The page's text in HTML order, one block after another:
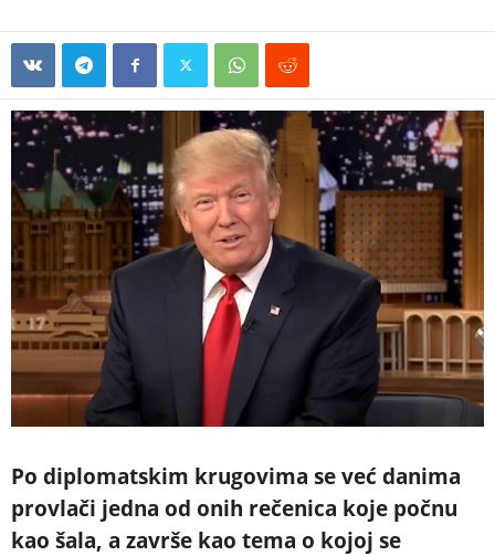
Po diplomatskim krugovima se već danima
provlači jedna od onih rečenica koje počnu
kao šala, a završe kao tema o kojoj se